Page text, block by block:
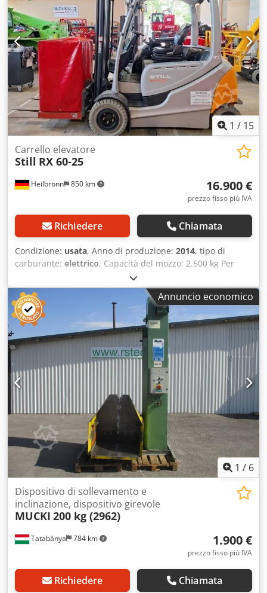
anteriori, tipo: Massiccio Pneumatici anteriori, dimensioni:
27x10-12 Pneumatici anteriori, stato: 60 - 80% Pneumatici
posteriori, tipo: Massiccio Pneumatici posteriori,
dimensioni: 23x9-10 Pneumatici posteriori, stato: 60 - 80%
Batteria, voltaggio: 10V Dodpfx Aszpb S Reqgsck Batteria,
tipo: Avviamento Faro di lavoro posteriore, faro di lavoro
anteriore, cabina completa, luce di sicurezza.
1 / 15
Heilbronn 850 km
Carrello elevatore
Still RX 60-25
16.900 €
prezzo fisso più IVA
Richiedere Chiamata
Condizione: usata, Anno di produzione: 2014, tipo di
carburante: elettrico, Capacità del mozzo: 2.500 kg Per
ulteriori informazioni, contattare il centro di vendita di
macchinari usati. Djdpfxjzfn Epo Aqgeck DE01
Annuncio economico
1 / 6
Tatabánya 784 km
Dispositivo di sollevamento e
inclinazione, dispositivo girevole
MUCKI 200 kg (2962)
1.900 €
prezzo fisso più IVA
Richiedere Chiamata